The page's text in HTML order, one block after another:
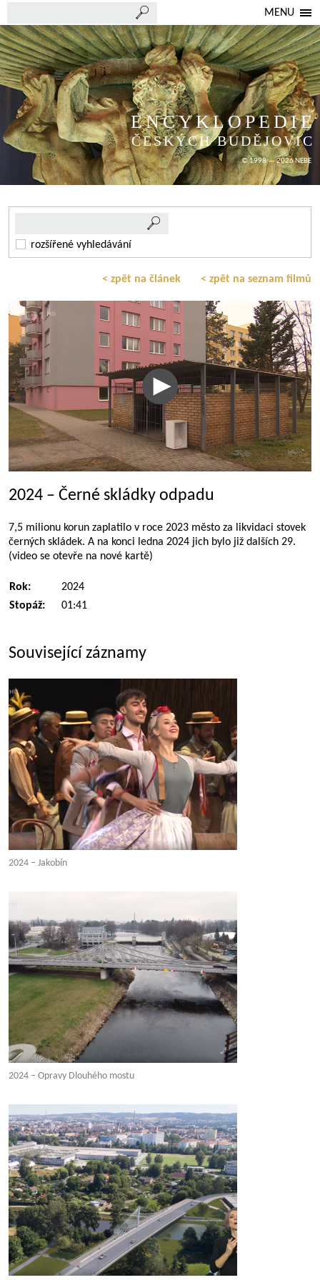
MENU
ENCYKLOPEDIE
ČESKÝCH BUDĚJOVIC
© 1998 — 2026 NEBE
rozšířené vyhledávání
< zpět na článek < zpět na seznam filmů
2024 – Černé skládky odpadu
7,5 milionu korun zaplatilo v roce 2023 město za likvidaci stovek
černých skládek. A na konci ledna 2024 jich bylo již dalších 29.
(video se otevře na nové kartě)
Rok:
2024
Stopáž:
01:41
Související záznamy
2024 – Jakobín
2024 – Opravy Dlouhého mostu